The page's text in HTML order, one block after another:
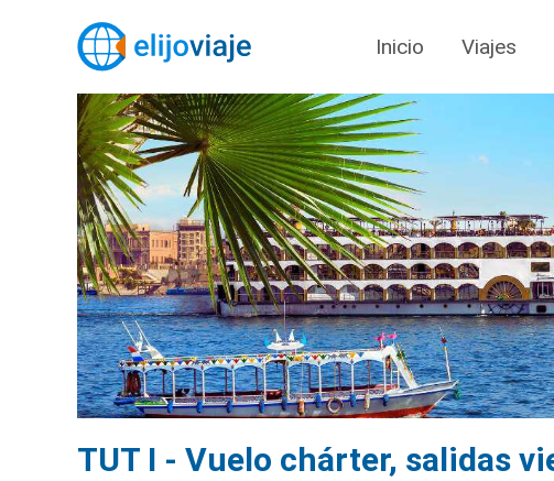
Inicio Viajes
TUT I - Vuelo chárter, salidas